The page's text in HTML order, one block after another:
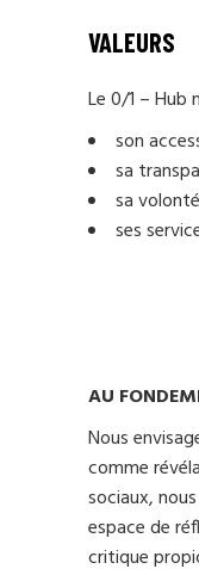
VALEURS
Le 0/1 – Hub
son
sa
sa
ses
AU
Nous
comme
sociaux,
espace de
critique